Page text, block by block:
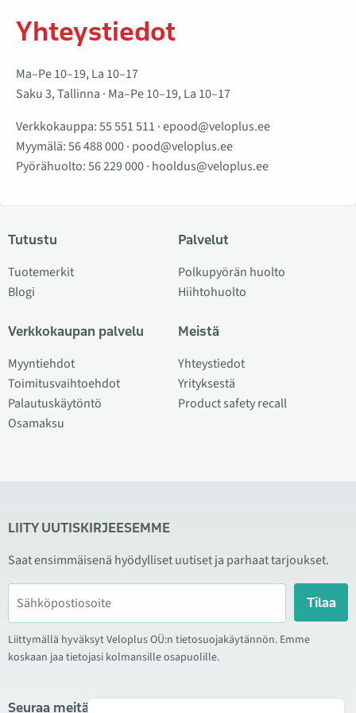
Yhteystiedot
Ma–Pe 10–19, La 10–17
Saku 3, Tallinna · Ma–Pe 10–19, La 10–17
Verkkokauppa:55 551 511 ·epood@veloplus.ee
Myymälä:56 488 000· pood@veloplus.ee
Pyörähuolto:56 229 000· hooldus@veloplus.ee
Tutustu
Tuotemerkit
Blogi
Verkkokaupan palvelu
Myyntiehdot
Toimitusvaihtoehdot
Palautuskäytöntö
Osamaksu
Palvelut
Polkupyörän huolto
Hiihtohuolto
Meistä
Yhteystiedot
Yrityksestä
Product safety recall
LIITY UUTISKIRJEESEMME
Saat ensimmäisenä hyödylliset uutiset ja parhaat tarjoukset.
Tilaa
Liittymällä hyväksyt Veloplus OÜ:n tietosuojakäytännön. Emme
koskaan jaa tietojasi kolmansille osapuolille.
Seuraa meitä sosiaalisessa mediassa